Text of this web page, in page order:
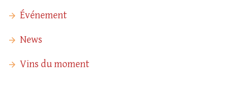
Événement
News
Vins du moment